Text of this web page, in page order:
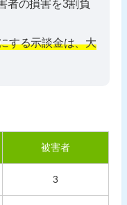
者の損害を3割負
する示談金は、大
被害者
3